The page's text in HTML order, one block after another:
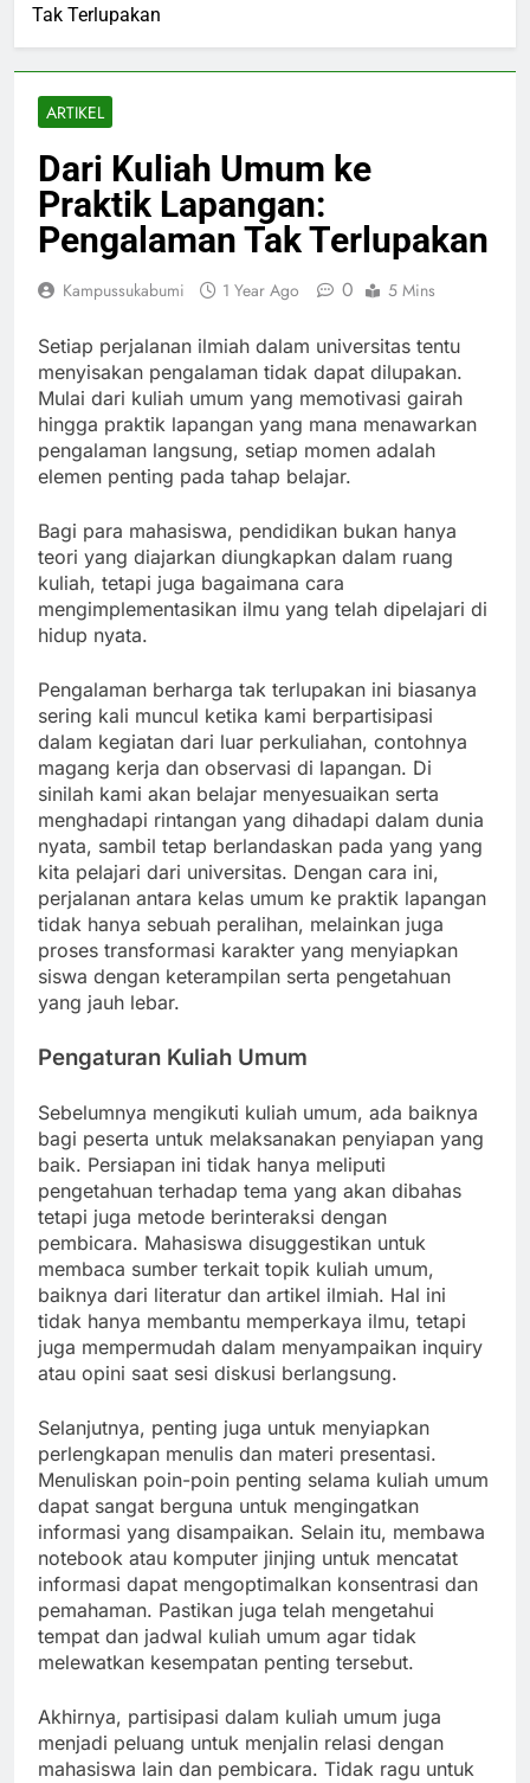
Tak Terlupakan
ARTIKEL
Dari Kuliah Umum ke
Praktik Lapangan:
Pengalaman Tak Terlupakan
Kampussukabumi 1 Year Ago 0 5 Mins
Setiap perjalanan ilmiah dalam universitas tentu
menyisakan pengalaman tidak dapat dilupakan.
Mulai dari kuliah umum yang memotivasi gairah
hingga praktik lapangan yang mana menawarkan
pengalaman langsung, setiap momen adalah
elemen penting pada tahap belajar.
Bagi para mahasiswa, pendidikan bukan hanya
teori yang diajarkan diungkapkan dalam ruang
kuliah, tetapi juga bagaimana cara
mengimplementasikan ilmu yang telah dipelajari di
hidup nyata.
Pengalaman berharga tak terlupakan ini biasanya
sering kali muncul ketika kami berpartisipasi
dalam kegiatan dari luar perkuliahan, contohnya
magang kerja dan observasi di lapangan. Di
sinilah kami akan belajar menyesuaikan serta
menghadapi rintangan yang dihadapi dalam dunia
nyata, sambil tetap berlandaskan pada yang yang
kita pelajari dari universitas. Dengan cara ini,
perjalanan antara kelas umum ke praktik lapangan
tidak hanya sebuah peralihan, melainkan juga
proses transformasi karakter yang menyiapkan
siswa dengan keterampilan serta pengetahuan
yang jauh lebar.
Pengaturan Kuliah Umum
Sebelumnya mengikuti kuliah umum, ada baiknya
bagi peserta untuk melaksanakan penyiapan yang
baik. Persiapan ini tidak hanya meliputi
pengetahuan terhadap tema yang akan dibahas
tetapi juga metode berinteraksi dengan
pembicara. Mahasiswa disuggestikan untuk
membaca sumber terkait topik kuliah umum,
baiknya dari literatur dan artikel ilmiah. Hal ini
tidak hanya membantu memperkaya ilmu, tetapi
juga mempermudah dalam menyampaikan inquiry
atau opini saat sesi diskusi berlangsung.
Selanjutnya, penting juga untuk menyiapkan
perlengkapan menulis dan materi presentasi.
Menuliskan poin-poin penting selama kuliah umum
dapat sangat berguna untuk mengingatkan
informasi yang disampaikan. Selain itu, membawa
notebook atau komputer jinjing untuk mencatat
informasi dapat mengoptimalkan konsentrasi dan
pemahaman. Pastikan juga telah mengetahui
tempat dan jadwal kuliah umum agar tidak
melewatkan kesempatan penting tersebut.
Akhirnya, partisipasi dalam kuliah umum juga
menjadi peluang untuk menjalin relasi dengan
mahasiswa lain dan pembicara. Tidak ragu untuk